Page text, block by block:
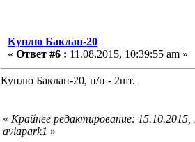
Куплю Баклан-20
« Ответ #6 : 11.08.2015, 10:39:55 am »
Куплю Баклан-20, п/п - 2шт.
« Крайнее редактирование:
aviapark1 »